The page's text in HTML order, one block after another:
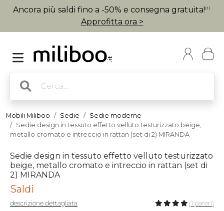
Ancora più saldi fino a -50% e consegna gratuita! (1)
Approfitta ora >
Mobili Miliboo Sedie
Sedie moderne
Sedie design in tessuto effetto velluto testurizzato beige,
metallo cromato e intreccio in rattan (set di 2) MIRANDA
Sedie design in tessuto effetto velluto testurizzato
beige, metallo cromato e intreccio in rattan (set di
2) MIRANDA
Saldi
descrizione dettagliata (1 pareri)